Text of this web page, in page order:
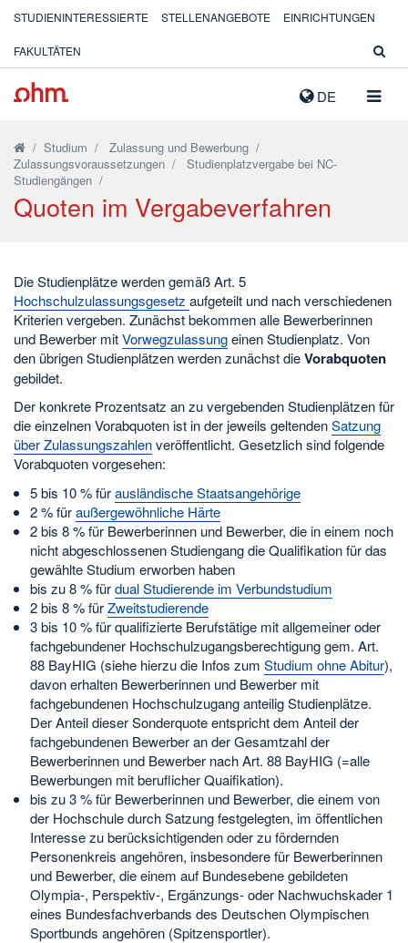
DE
STUDIENINTERESSIERTE STELLENANGEBOTE EINRICHTUNGEN
FAKULTÄTEN
/ Studium / Zulassung und Bewerbung /
Zulassungsvoraussetzungen / Studienplatzvergabe bei NC-
Studiengängen /
Quoten im Vergabeverfahren
Die Studienplätze werden gemäß Art. 5
Hochschulzulassungsgesetz aufgeteilt und nach verschiedenen
Kriterien vergeben. Zunächst bekommen alle Bewerberinnen
und Bewerber mitVorwegzulassungeinen Studienplatz. Von
den übrigen Studienplätzen werden zunächst dieVorabquoten
gebildet.
Der konkrete Prozentsatz an zu vergebenden Studienplätzen für
die einzelnen Vorabquoten ist in der jeweils geltendenSatzung
über Zulassungszahlenveröffentlicht. Gesetzlich sind folgende
Vorabquoten vorgesehen:
5 bis 10 % fürausländische Staatsangehörige
2 % füraußergewöhnliche Härte
2 bis 8 % für Bewerberinnen und Bewerber, die in einem noch
nicht abgeschlossenen Studiengang die Qualifikation für das
gewählte Studium erworben haben
bis zu 8 % fürdual Studierende im Verbundstudium
2 bis 8 % fürZweitstudierende
3 bis 10 % für qualifizierte Berufstätige mit allgemeiner oder
fachgebundener Hochschulzugangsberechtigung gem. Art.
88 BayHIG (siehe hierzu die Infos zum Studium ohne Abitur),
davon erhalten Bewerberinnen und Bewerber mit
fachgebundenen Hochschulzugang anteilig Studienplätze.
Der Anteil dieser Sonderquote entspricht dem Anteil der
fachgebundenen Bewerber an der Gesamtzahl der
Bewerberinnen und Bewerber nach Art. 88 BayHIG (=alle
Bewerbungen mit beruflicher Quaifikation).
bis zu 3 % für Bewerberinnen und Bewerber, die einem von
der Hochschule durch Satzung festgelegten, im öffentlichen
Interesse zu berücksichtigenden oder zu fördernden
Personenkreis angehören, insbesondere für Bewerberinnen
und Bewerber, die einem auf Bundesebene gebildeten
Olympia-, Perspektiv-, Ergänzungs- oder Nachwuchskader 1
eines Bundesfachverbands des Deutschen Olympischen
Sportbunds angehören (Spitzensportler).